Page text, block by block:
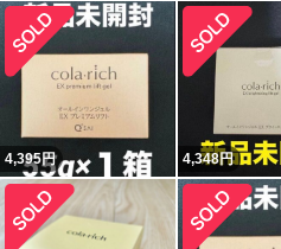
4,395円 4,348円